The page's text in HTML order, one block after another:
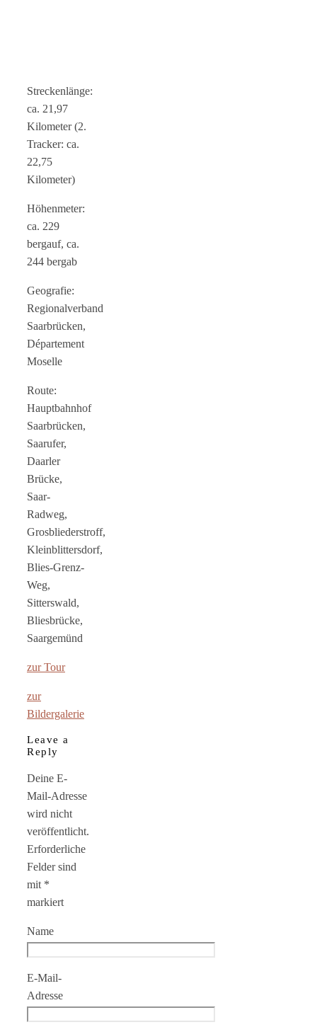
Streckenlänge:
ca. 21,97
Kilometer (2.
Tracker: ca.
22,75
Kilometer)
Höhenmeter:
ca. 229
bergauf, ca.
244 bergab
Geografie:
Regionalverband
Saarbrücken,
Département
Moselle
Route:
Hauptbahnhof
Saarbrücken,
Saarufer,
Daarler
Brücke,
Saar-
Radweg,
Grosbliederstroff,
Kleinblittersdorf,
Blies-Grenz-
Weg,
Sitterswald,
Bliesbrücke,
Saargemünd
zur Tour
zur
Bildergalerie
Leave a
Reply
Deine E-
Mail-Adresse
wird nicht
veröffentlicht.
Erforderliche
Felder sind
mit *
markiert
Name
E-Mail-
Adresse